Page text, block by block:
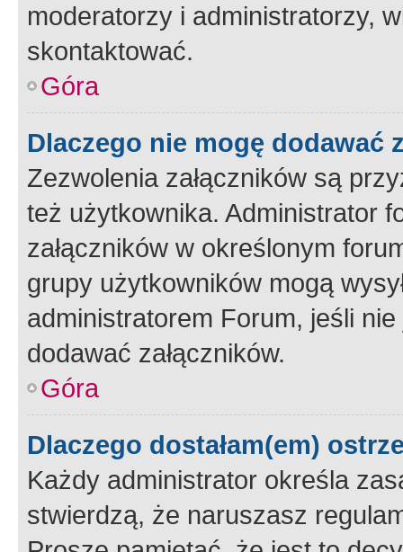
moderatorzy i administratorzy,
skontaktować.
Góra
Dlaczego nie mogę dodawać
Zezwolenia załączników są
też użytkownika. Administrator
załączników w określonym
grupy użytkowników mogą
administratorem Forum, jeśli
dodawać załączników.
Góra
Dlaczego dostałam(em)
Każdy administrator określa
stwierdzą, że naruszasz